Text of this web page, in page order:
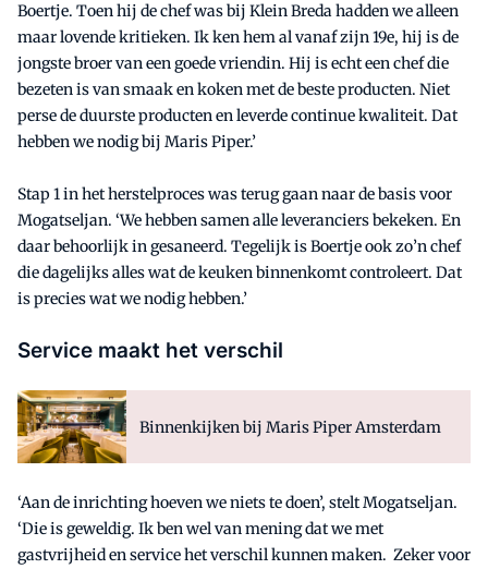
Boertje. Toen hij de chef was bij Klein Breda hadden we alleen
maar lovende kritieken. Ik ken hem al vanaf zijn 19e, hij is de
jongste broer van een goede vriendin. Hij is echt een chef die
bezeten is van smaak en koken met de beste producten. Niet
perse de duurste producten en leverde continue kwaliteit. Dat
hebben we nodig bij Maris Piper.’
Stap 1 in het herstelproces was terug gaan naar de basis voor
Mogatseljan. ‘We hebben samen alle leveranciers bekeken. En
daar behoorlijk in gesaneerd. Tegelijk is Boertje ook zo’n chef
die dagelijks alles wat de keuken binnenkomt controleert. Dat
is precies wat we nodig hebben.’
Service maakt het verschil
Binnenkijken bij Maris Piper Amsterdam
‘Aan de inrichting hoeven we niets te doen’, stelt Mogatseljan.
‘Die is geweldig. Ik ben wel van mening dat we met
gastvrijheid en service het verschil kunnen maken. Zeker voor